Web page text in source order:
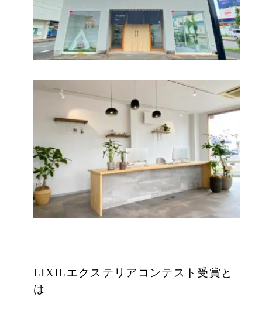
LIXILエクステリアコンテスト受賞と
は